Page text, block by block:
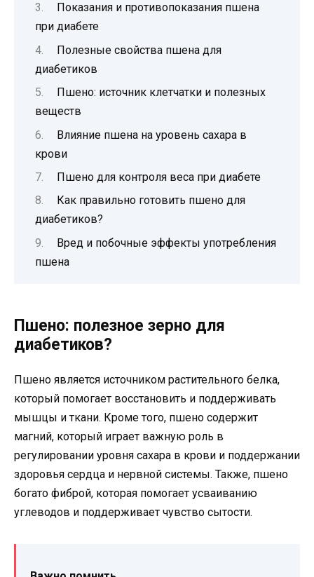
Показания и противопоказания пшена
при диабете
Полезные свойства пшена для
диабетиков
Пшено: источник клетчатки и полезных
веществ
Влияние пшена на уровень сахара в
крови
Пшено для контроля веса при диабете
Как правильно готовить пшено для
диабетиков?
Вред и побочные эффекты употребления
пшена
Пшено: полезное зерно для
диабетиков?
Пшено является источником растительного белка,
который помогает восстановить и поддерживать
мышцы и ткани. Кроме того, пшено содержит
магний, который играет важную роль в
регулировании уровня сахара в крови и поддержании
здоровья сердца и нервной системы. Также, пшено
богато фиброй, которая помогает усваиванию
углеводов и поддерживает чувство сытости.